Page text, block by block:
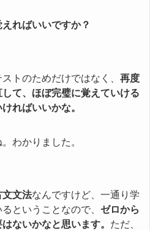
ればいいですか？
トのためだけではなく、 再度
て、ほぼ完璧に覚えていける
ればいいかな。
わかりました。
文文法なんですけど、一通り学
ということなので、 ゼロから
ないかなと思います。 ただ、